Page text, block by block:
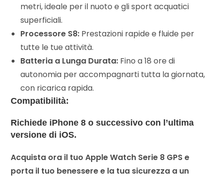
metri, ideale per il nuoto e gli sport acquatici
superficiali.
Processore S8: Prestazioni rapide e fluide per
tutte le tue attività.
Batteria a Lunga Durata: Fino a 18 ore di
autonomia per accompagnarti tutta la giornata,
con ricarica rapida.
Compatibilità:
Richiede iPhone 8 o successivo con l’ultima
versione di iOS.
Acquista ora il tuo Apple Watch Serie 8 GPS e
porta il tuo benessere e la tua sicurezza a un